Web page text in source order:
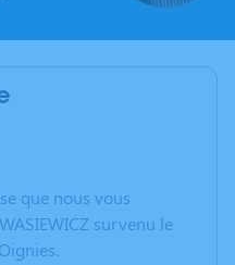
que nous vous
survenu le